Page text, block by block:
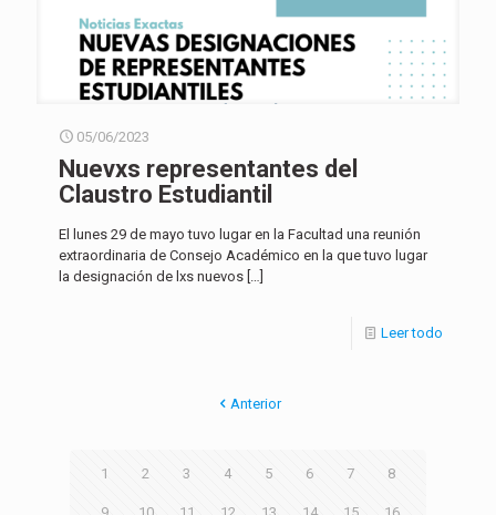
05/06/2023
Nuevxs representantes del
Claustro Estudiantil
El lunes 29 de mayo tuvo lugar en la Facultad una reunión
extraordinaria de Consejo Académico en la que tuvo lugar
la designación de lxs nuevos […]
Leer todo
Anterior
1 2 3 4 5 6 7 8